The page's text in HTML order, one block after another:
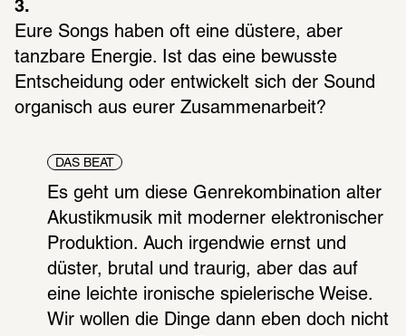
3.
Eure Songs haben oft eine düstere, aber
tanzbare Energie. Ist das eine bewusste
Entscheidung oder entwickelt sich der Sound
organisch aus eurer Zusammenarbeit?
DAS BEAT
Es geht um diese Genrekombination alter
Akustikmusik mit moderner elektronischer
Produktion. Auch irgendwie ernst und
düster, brutal und traurig, aber das auf
eine leichte ironische spielerische Weise.
Wir wollen die Dinge dann eben doch nicht